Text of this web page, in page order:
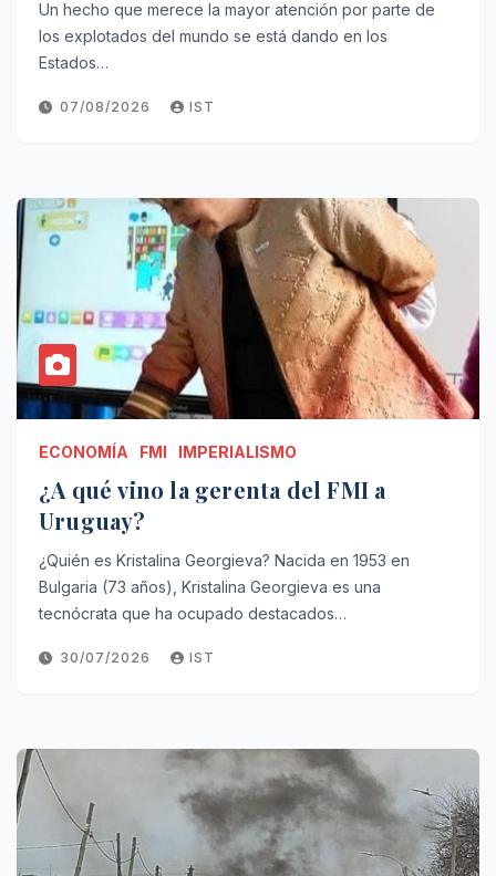
Un hecho que merece la mayor atención por parte de
los explotados del mundo se está dando en los
Estados…
07/08/2026 IST
ECONOMÍA FMI IMPERIALISMO
¿A qué vino la gerenta del FMI a
Uruguay?
¿Quién es Kristalina Georgieva? Nacida en 1953 en
Bulgaria (73 años), Kristalina Georgieva es una
tecnócrata que ha ocupado destacados…
30/07/2026 IST